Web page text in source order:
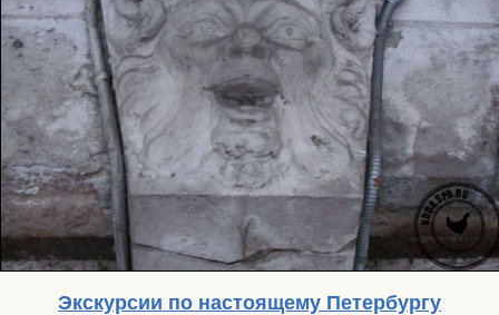
Экскурсии по настоящему Петербургу